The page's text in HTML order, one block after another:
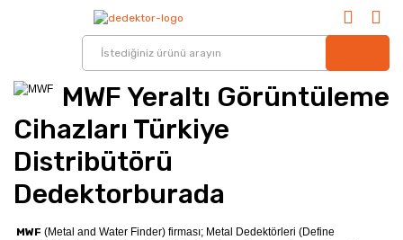
MWF Yeraltı Görüntüleme
Cihazları Türkiye
Distribütörü
Dedektorburada
MWF (Metal and Water Finder) firması; Metal Dedektörleri (Define